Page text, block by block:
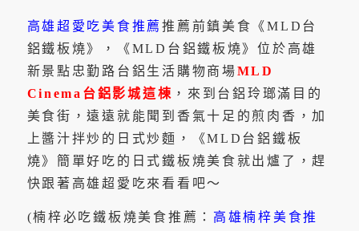
高雄超愛吃美食推薦推薦前鎮美食《MLD台
鋁鐵板燒》，《MLD台鋁鐵板燒》位於高雄
新景點忠勤路台鋁生活購物商場MLD
Cinema台鋁影城這棟 ，來到台鋁玲瑯滿目的
美食街，遠遠就能聞到香氣十足的煎肉香，加
上醬汁拌炒的日式炒麵，《MLD台鋁鐵板
燒》簡單好吃的日式鐵板燒美食就出爐了，趕
快跟著高雄超愛吃來看看吧～
(楠梓必吃鐵板燒美食推薦： 高雄楠梓美食推